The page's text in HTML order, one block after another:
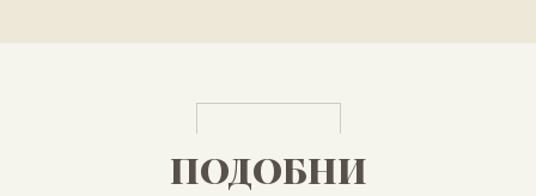
ПОДОБНИ